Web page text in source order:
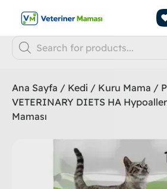
Ana Sayfa / Kedi / Kuru Mama /
VETERINARY DIETS HA
Maması